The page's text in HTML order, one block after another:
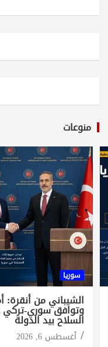
منوعات
سوريا
الشيباني من أنقرة:
وتوافق سوري-تركي
السلاح بيد الدولة
أغسطس 6, 2026